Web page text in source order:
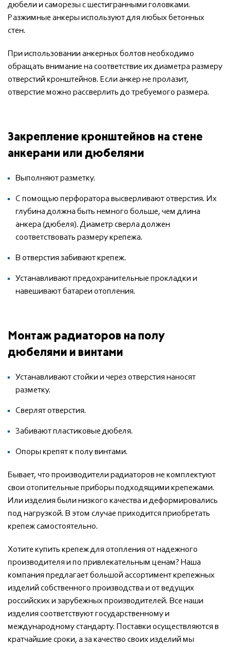
дюбели и саморезы с шестигранными головками.
Разжимные анкеры используют для любых бетонных
стен.
При использовании анкерных болтов необходимо
обращать внимание на соответствие их диаметра размеру
отверстий кронштейнов. Если анкер не пролазит,
отверстие можно рассверлить до требуемого размера.
Закрепление кронштейнов на стене
анкерами или дюбелями
Выполняют разметку.
С помощью перфоратора высверливают отверстия. Их
глубина должна быть немного больше, чем длина
анкера (дюбеля). Диаметр сверла должен
соответствовать размеру крепежа.
В отверстия забивают крепеж.
Устанавливают предохранительные прокладки и
навешивают батареи отопления.
Монтаж радиаторов на полу
дюбелями и винтами
Устанавливают стойки и через отверстия наносят
разметку.
Сверлят отверстия.
Забивают пластиковые дюбеля.
Опоры крепят к полу винтами.
Бывает, что производители радиаторов не комплектуют
свои отопительные приборы подходящими крепежами.
Или изделия были низкого качества и деформировались
под нагрузкой. В этом случае приходится приобретать
крепеж самостоятельно.
Хотите купить крепеж для отопления от надежного
производителя и по привлекательным ценам? Наша
компания предлагает большой ассортимент крепежных
изделий собственного производства и от ведущих
российских и зарубежных производителей. Все наши
изделия соответствуют государственному и
международному стандарту. Поставки осуществляются в
кратчайшие сроки, а за качество своих изделий мы